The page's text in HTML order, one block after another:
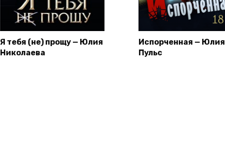
Я тебя (не) прощу — Юлия
Николаева
Испорченная — Юлия
Пульс